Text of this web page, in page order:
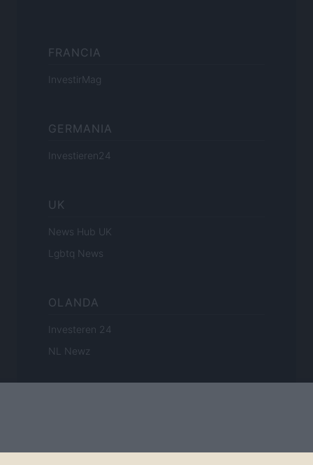
FRANCIA
InvestirMag
GERMANIA
Investieren24
UK
News Hub UK
Lgbtq News
OLANDA
Investeren 24
NL Newz